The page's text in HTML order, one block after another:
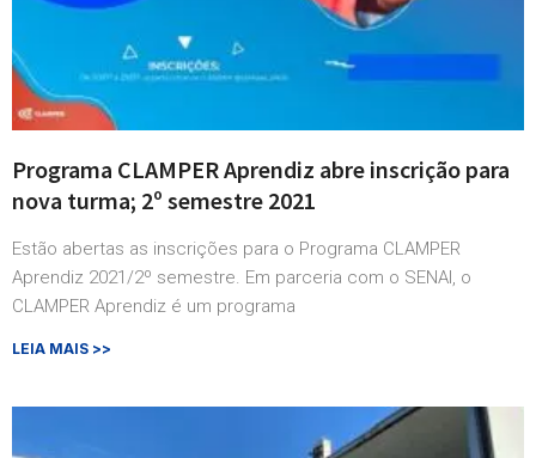
Programa CLAMPER Aprendiz abre inscrição para
nova turma; 2º semestre 2021
Estão abertas as inscrições para o Programa CLAMPER
Aprendiz 2021/2º semestre. Em parceria com o SENAI, o
CLAMPER Aprendiz é um programa
LEIA MAIS >>